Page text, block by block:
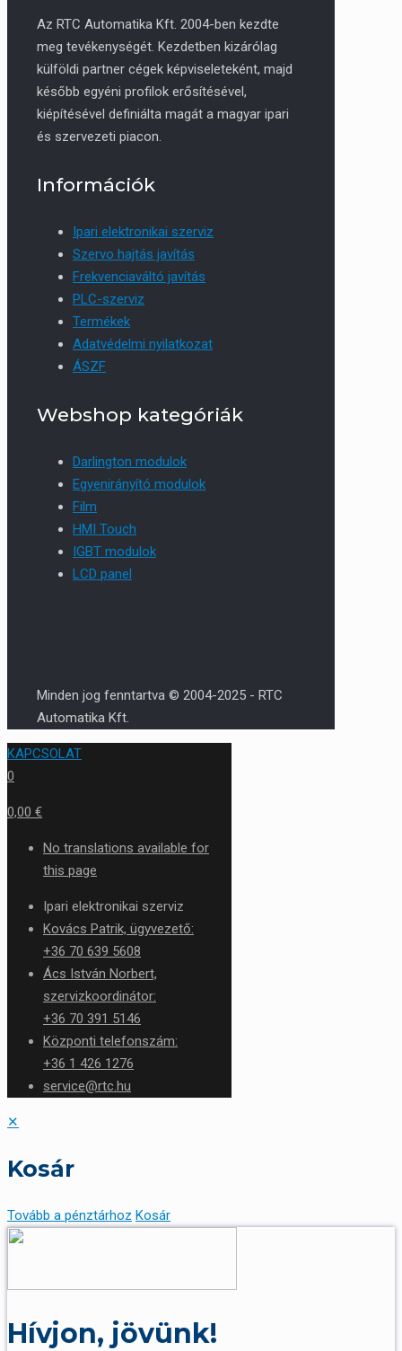
Az RTC Automatika Kft. 2004-ben kezdte
meg tevékenységét. Kezdetben kizárólag
külföldi partner cégek képviseleteként, majd
később egyéni profilok erősítésével,
kiépítésével definiálta magát a magyar ipari
és szervezeti piacon.
Információk
Ipari elektronikai szerviz
Szervo hajtás javítás
Frekvenciaváltó javítás
PLC-szerviz
Termékek
Adatvédelmi nyilatkozat
ÁSZF
Webshop kategóriák
Darlington modulok
Egyenirányító modulok
Film
HMI Touch
IGBT modulok
LCD panel
Minden jog fenntartva © 2004-2025 - RTC
Automatika Kft.
KAPCSOLAT
0
0,00 €
No translations available for
this page
Ipari elektronikai szerviz
Kovács Patrik, ügyvezető:
+36 70 639 5608
Ács István Norbert,
szervizkoordinátor:
+36 70 391 5146
Központi telefonszám:
+36 1 426 1276
service@rtc.hu
✕
Kosár
Tovább a pénztárhoz Kosár
Hívjon, jövünk!